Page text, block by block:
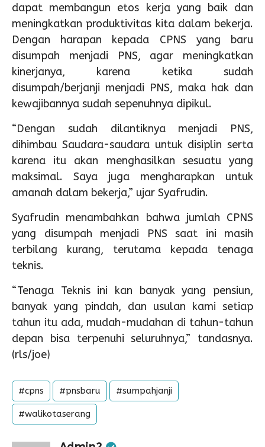
dapat membangun etos kerja yang baik dan
meningkatkan produktivitas kita dalam bekerja.
Dengan harapan kepada CPNS yang baru
disumpah menjadi PNS, agar meningkatkan
kinerjanya, karena ketika sudah
disumpah/berjanji menjadi PNS, maka hak dan
kewajibannya sudah sepenuhnya dipikul.
“Dengan sudah dilantiknya menjadi PNS,
dihimbau Saudara-saudara untuk disiplin serta
karena itu akan menghasilkan sesuatu yang
maksimal. Saya juga mengharapkan untuk
amanah dalam bekerja,” ujar Syafrudin.
Syafrudin menambahkan bahwa jumlah CPNS
yang disumpah menjadi PNS saat ini masih
terbilang kurang, terutama kepada tenaga
teknis.
“Tenaga Teknis ini kan banyak yang pensiun,
banyak yang pindah, dan usulan kami setiap
tahun itu ada, mudah-mudahan di tahun-tahun
depan bisa terpenuhi seluruhnya,” tandasnya.
(rls/joe)
#cpns #pnsbaru #sumpahjanji
#walikotaserang